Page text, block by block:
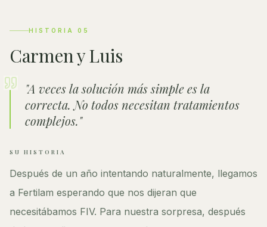
HISTORIA 05
Carmen y Luis
"A veces la solución más simple es la
correcta. No todos necesitan tratamientos
complejos."
SU HISTORIA
Después de un año intentando naturalmente, llegamos
a Fertilam esperando que nos dijeran que
necesitábamos FIV. Para nuestra sorpresa, después